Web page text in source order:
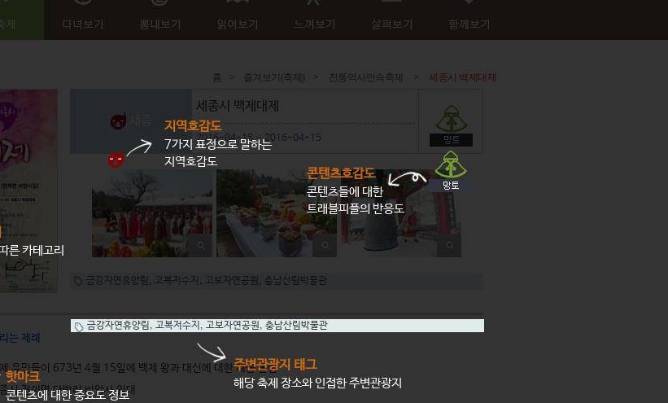
홈 > 즐겨보기(축제) > 전통역사민속축제 > 세종시 백제대제
세종
세종시 백제대제
2016-04-15 ~ 2016-04-15
금강자연휴양림 , 고복저수지 , 고보자연공원 , 충남산림박물관
는 제례
유민들이 673년 4월 15일에 백제 왕과 대신에 대한 제를 올림
시 전의면 다방리 비암사 일대
른 카테고리
지역호감도
7가지 표정으로 말하는
지역호감도
콘텐츠호감도
콘텐츠들에 대한
트래블피플의 반응도
금강자연휴양림, 고복저수지 , 고보자연공원, 충남산림박물관
주변관광지 태그
해당 축제 장소와 인접한 주변관광지
핫마크
콘텐츠에 대한 중요도 정보